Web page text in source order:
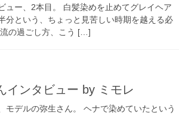
ュー、2本目。 白髪染めを止めてグレイヘア
分という、ちょっと見苦しい時期を越える必
の過ごし方、こう […]
ンタビュー by ミモレ
デルの弥生さん。 ヘナで染めていたという